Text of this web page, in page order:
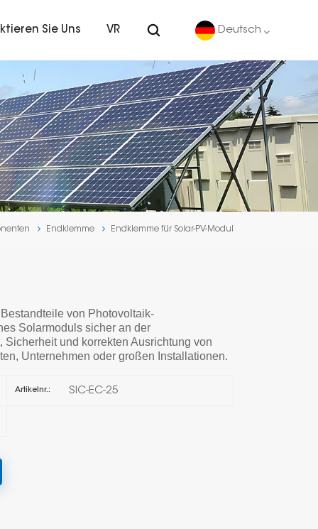
Sie Uns VR Deutsch
English
Deutsch
español
português
Endklemme Endklemme für Solar-PV-Modul
von Photovoltaik-
Solarmoduls sicher an der
und korrekten Ausrichtung von
Unternehmen oder großen Installationen.
Artikelnr.: SIC-EC-25